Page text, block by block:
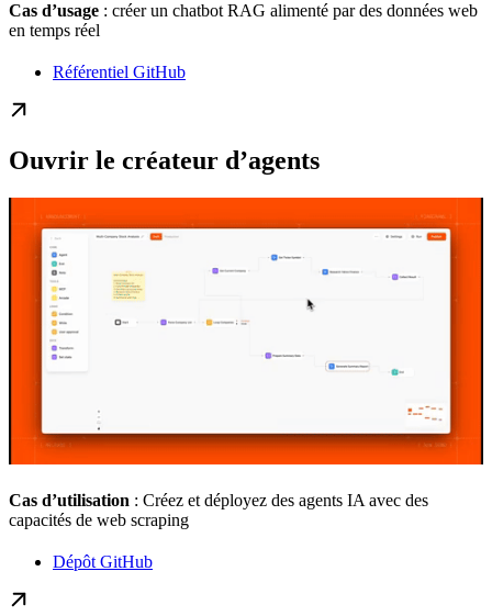
Cas d’usage : créer un chatbot RAG alimenté par des données web
en temps réel
Référentiel GitHub
Ouvrir le créateur d’agents
Cas d’utilisation : Créez et déployez des agents IA avec des
capacités de web scraping
Dépôt GitHub